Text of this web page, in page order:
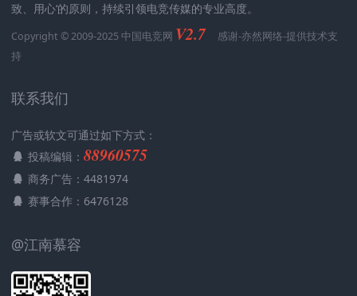
致、用心‘的原则，持续引领电竞传媒的专业高度。
Copyright © 2009-2025 中国电竞网 V2.7 感谢-亦然网络-提供技术支
持
联系我们
广告或软文可通过如下方式：
投稿编辑： 88960575
商务广告：4481974
赛事合作：6476128
@江南慕容